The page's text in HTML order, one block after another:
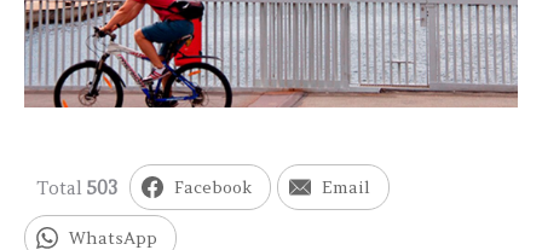
Total 503 Facebook Email
WhatsApp